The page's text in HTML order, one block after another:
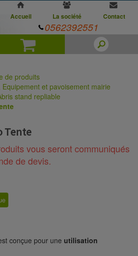
Panier
Accueil La société Contact
0562392551
de produits
et pavoisement mairie
stand repliable
Tente
vous seront communiqués
de devis.
conçue pour une utilisation